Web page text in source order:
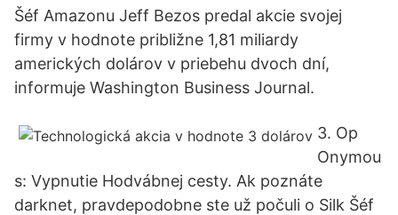
Šéf Amazonu Jeff Bezos predal akcie svojej
firmy v hodnote približne 1,81 miliardy
amerických dolárov v priebehu dvoch dní,
informuje Washington Business Journal.
3. Op
Onymou
s: Vypnutie Hodvábnej cesty. Ak poznáte
darknet, pravdepodobne ste už počuli o Silk Šéf